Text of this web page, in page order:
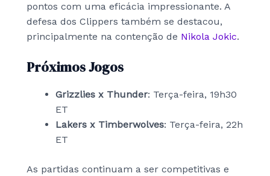
pontos com uma eficácia impressionante. A
defesa dos Clippers também se destacou,
principalmente na contenção de Nikola Jokic.
Próximos Jogos
Grizzlies x Thunder: Terça-feira, 19h30
ET
Lakers x Timberwolves: Terça-feira, 22h
ET
As partidas continuam a ser competitivas e